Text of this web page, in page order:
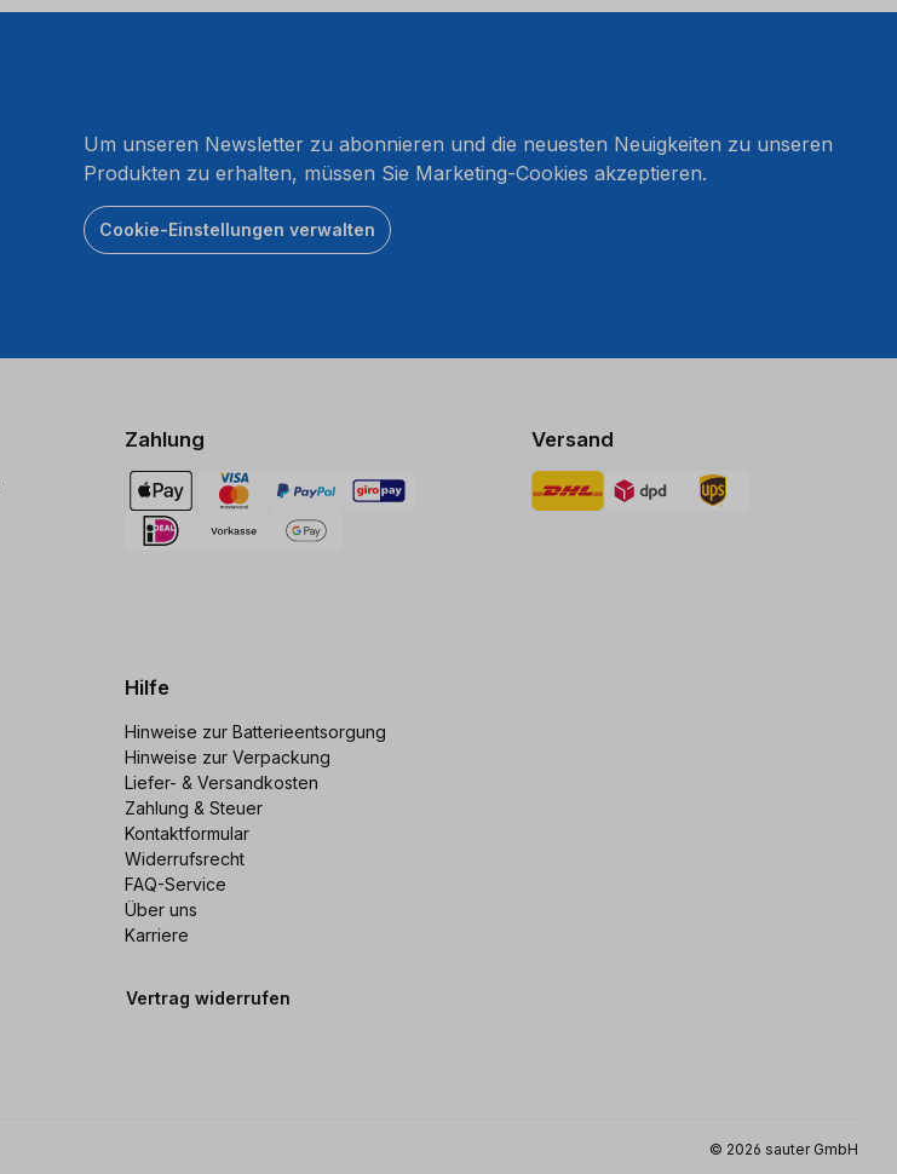
Um unseren Newsletter zu abonnieren und die neuesten Neuigkeiten zu unseren
Produkten zu erhalten, müssen Sie Marketing-Cookies akzeptieren.
Cookie-Einstellungen verwalten
Zahlung Versand
Hilfe
Hinweise zur Batterieentsorgung
Hinweise zur Verpackung
Liefer- & Versandkosten
Zahlung & Steuer
Kontaktformular
Widerrufsrecht
FAQ-Service
Über uns
Karriere
Vertrag widerrufen
© 2026 sauter GmbH